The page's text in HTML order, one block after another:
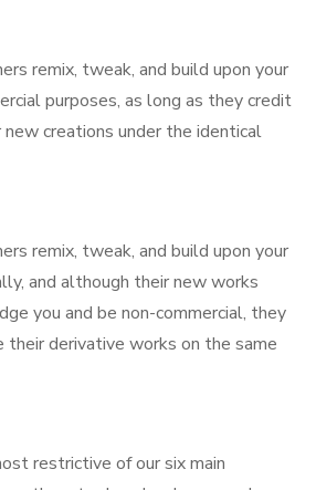
remix, tweak, and build upon your
purposes, as long as they credit
creations under the identical
remix, tweak, and build upon your
and although their new works
you and be non-commercial, they
their derivative works on the same
restrictive of our six main